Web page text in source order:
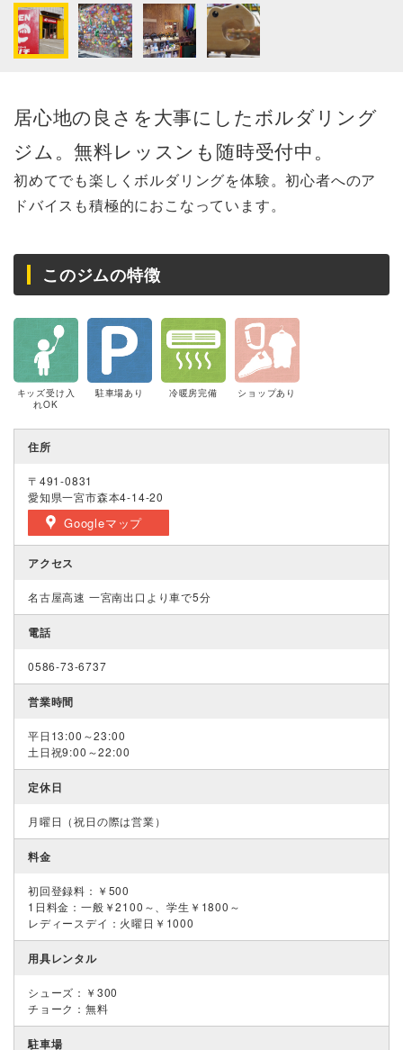
居心地の良さを大事にしたボルダリング
ジム。無料レッスンも随時受付中。
初めてでも楽しくボルダリングを体験。初心者へのア
ドバイスも積極的におこなっています。
このジムの特徴
キッズ受け入
れOK
駐車場あり 冷暖房完備 ショップあり
住所
〒491-0831
愛知県一宮市森本4-14-20
Googleマップ
アクセス
名古屋高速 一宮南出口より車で5分
電話
0586-73-6737
営業時間
平日13:00～23:00
土日祝9:00～22:00
定休日
月曜日（祝日の際は営業）
料金
初回登録料：￥500
1日料金：一般￥2100～、学生￥1800～
レディースデイ：火曜日￥1000
用具レンタル
シューズ：￥300
チョーク：無料
駐車場